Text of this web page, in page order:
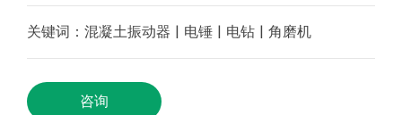
关键词：混凝土振动器 | 电锤 | 电钻 | 角磨机
咨询